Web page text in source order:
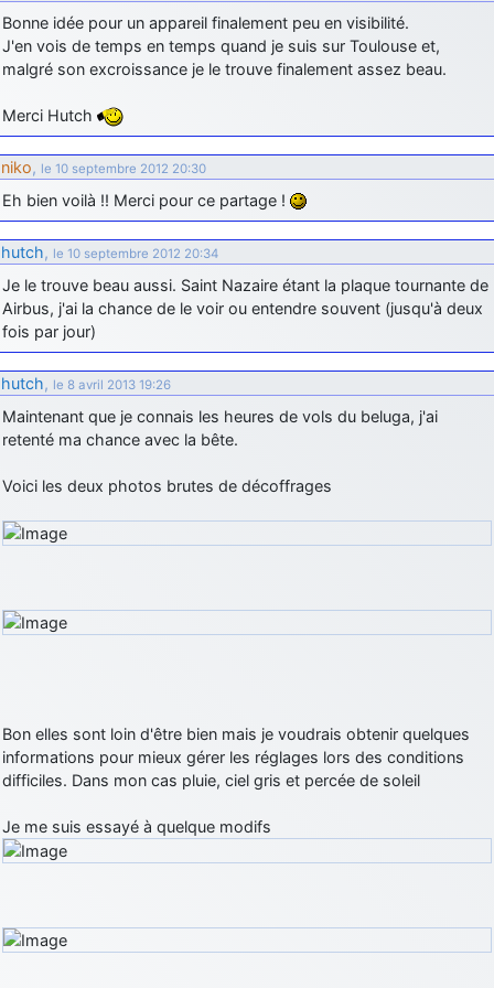
d9pouces : cette fois, c'est le Brésil et Singapour qui mettent le site
par terre
jericho: Ah ben je peux te confirmer que j'étais resté dans le filtre…
d9pouces: Désolé ! Mon filtrage a été un peu trop violent
manifestement
tout voir
Bonne idée pour un appareil finalement peu en visibilité.
J'en vois de temps en temps quand je suis sur Toulouse et,
malgré son excroissance je le trouve finalement assez beau.
Merci Hutch
niko, le 10 septembre 2012 20:30
Eh bien voilà !! Merci pour ce partage !
hutch, le 10 septembre 2012 20:34
Je le trouve beau aussi. Saint Nazaire étant la plaque tournante de
Airbus, j'ai la chance de le voir ou entendre souvent (jusqu'à deux
fois par jour)
hutch, le 8 avril 2013 19:26
Maintenant que je connais les heures de vols du beluga, j'ai
retenté ma chance avec la bête.
Voici les deux photos brutes de décoffrages
Bon elles sont loin d'être bien mais je voudrais obtenir quelques
informations pour mieux gérer les réglages lors des conditions
difficiles. Dans mon cas pluie, ciel gris et percée de soleil
Je me suis essayé à quelque modifs